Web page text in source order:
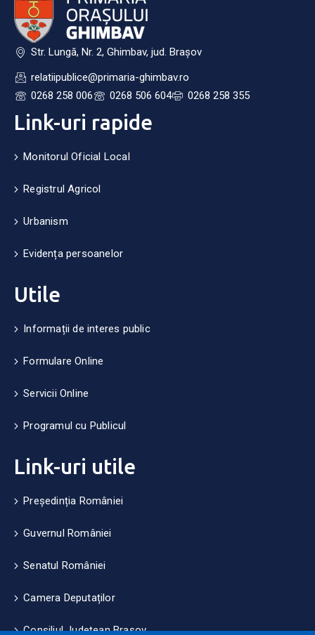
Str. Lungă, Nr. 2, Ghimbav, jud. Brașov
relatiipublice@primaria-ghimbav.ro
0268 258 006
0268 506 604 0268 258 355
Link-uri rapide
Monitorul Oficial Local
Registrul Agricol
Urbanism
Evidența persoanelor
Utile
Informații de interes public
Formulare Online
Servicii Online
Programul cu Publicul
Link-uri utile
Președinția României
Guvernul României
Senatul României
Camera Deputaților
Consiliul Județean Brașov